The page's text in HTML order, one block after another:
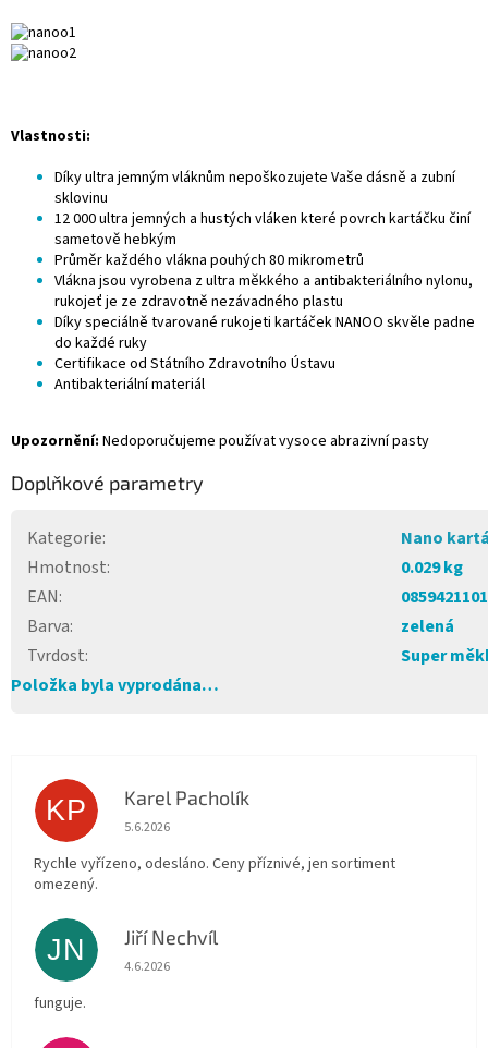
Vlastnosti:
Díky ultra jemným vláknům nepoškozujete Vaše dásně a zubní
sklovinu
12 000 ultra jemných a hustých vláken které povrch kartáčku činí
sametově hebkým
Průměr každého vlákna pouhých 80 mikrometrů
Vlákna jsou vyrobena z ultra měkkého a antibakteriálního nylonu,
rukojeť je ze zdravotně nezávadného plastu
Díky speciálně tvarované rukojeti kartáček NANOO skvěle padne
do každé ruky
Certifikace od Státního Zdravotního Ústavu
Antibakteriální materiál
Upozornění: Nedoporučujeme používat vysoce abrazivní pasty
Doplňkové parametry
Kategorie:
Nano
Hmotnost:
0.029 kg
EAN:
Barva:
zelená
Tvrdost:
Super
Položka byla vyprodána…
KP Karel Pacholík
Hodnocení obchodu je 4 z 5 hvězdiček.
5.6.2026
Rychle vyřízeno, odesláno. Ceny příznivé, jen sortiment
omezený.
JN Jiří Nechvíl
Hodnocení obchodu je 5 z 5 hvězdiček.
4.6.2026
funguje.